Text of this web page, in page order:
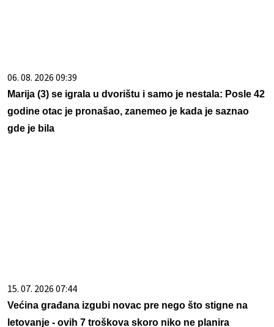
06. 08. 2026 09:39
Marija (3) se igrala u dvorištu i samo je nestala: Posle 42
godine otac je pronašao, zanemeo je kada je saznao
gde je bila
15. 07. 2026 07:44
Većina građana izgubi novac pre nego što stigne na
letovanje - ovih 7 troškova skoro niko ne planira